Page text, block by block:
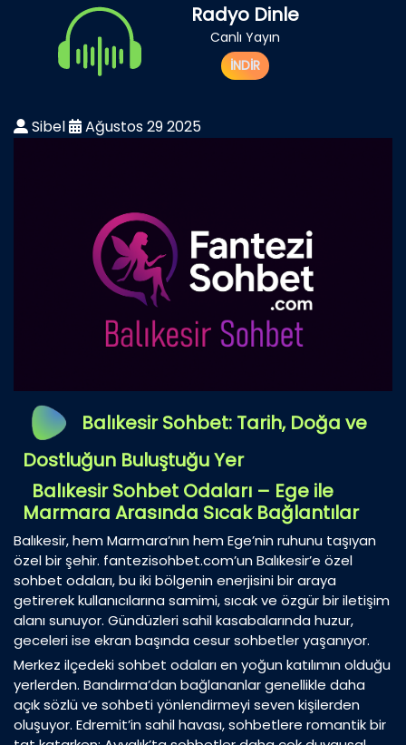
Radyo Dinle
Canlı Yayın
İNDİR
Sibel Ağustos 29 2025
Balıkesir Sohbet: Tarih, Doğa ve
Dostluğun Buluştuğu Yer
Balıkesir Sohbet Odaları – Ege ile
Marmara Arasında Sıcak Bağlantılar
Balıkesir, hem Marmara’nın hem Ege’nin ruhunu taşıyan
özel bir şehir. fantezisohbet.com’un Balıkesir’e özel
sohbet odaları, bu iki bölgenin enerjisini bir araya
getirerek kullanıcılarına samimi, sıcak ve özgür bir iletişim
alanı sunuyor. Gündüzleri sahil kasabalarında huzur,
geceleri ise ekran başında cesur sohbetler yaşanıyor.
Merkez ilçedeki sohbet odaları en yoğun katılımın olduğu
yerlerden. Bandırma’dan bağlananlar genellikle daha
açık sözlü ve sohbeti yönlendirmeyi seven kişilerden
oluşuyor. Edremit’in sahil havası, sohbetlere romantik bir